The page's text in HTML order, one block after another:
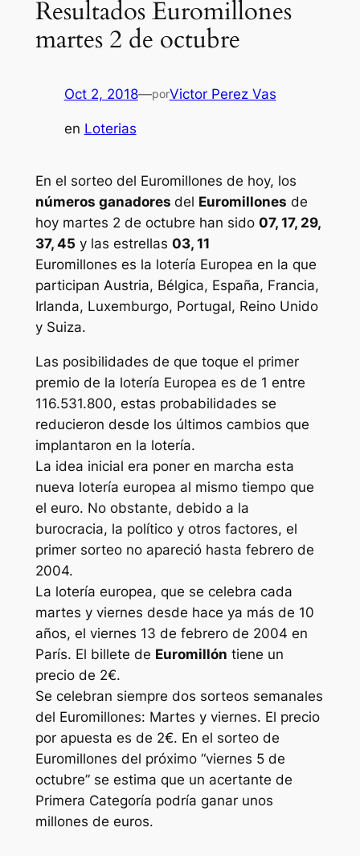
Resultados Euromillones
martes 2 de octubre
Oct 2, 2018—porVictor Perez Vas
en Loterias
En el sorteo del Euromillones de hoy, los
números ganadores del Euromillones de
hoy martes 2 de octubre han sido 07, 17, 29,
37, 45 y las estrellas 03, 11
Euromillones es la lotería Europea en la que
participan Austria, Bélgica, España, Francia,
Irlanda, Luxemburgo, Portugal, Reino Unido
y Suiza.
Las posibilidades de que toque el primer
premio de la lotería Europea es de 1 entre
116.531.800, estas probabilidades se
reducieron desde los últimos cambios que
implantaron en la lotería.
La idea inicial era poner en marcha esta
nueva lotería europea al mismo tiempo que
el euro. No obstante, debido a la
burocracia, la político y otros factores, el
primer sorteo no apareció hasta febrero de
2004.
La lotería europea, que se celebra cada
martes y viernes desde hace ya más de 10
años, el viernes 13 de febrero de 2004 en
París. El billete de Euromillón tiene un
precio de 2€.
Se celebran siempre dos sorteos semanales
del Euromillones: Martes y viernes. El precio
por apuesta es de 2€. En el sorteo de
Euromillones del próximo “viernes 5 de
octubre” se estima que un acertante de
Primera Categoría podría ganar unos
millones de euros.